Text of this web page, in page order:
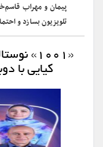
پیمان و مهراب
تلویزیون بسازد و
«۱۰۰۱»
کیایی با